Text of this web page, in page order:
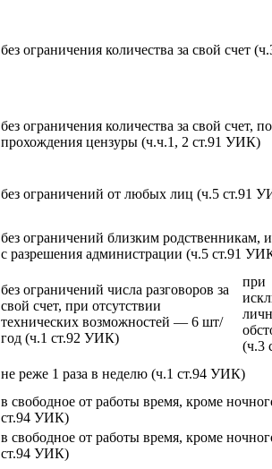
без ограничения количества за свой счет
без ограничения количества за свой счет,
прохождения цензуры (ч.ч.1, 2 ст.91 УИК)
без ограничений от любых лиц (ч.5 ст.91
без ограничений близким
с разрешения администрации (ч.5 ст.91
без ограничений числа разговоров за
свой счет, при отсутствии
технических возможностей — 6 шт/
год (ч.1 ст.92 УИК)
при
(ч.3
не реже 1 раза в неделю (ч.1 ст.94 УИК)
в свободное от работы время, кроме
ст.94 УИК)
в свободное от работы время, кроме
ст.94 УИК)